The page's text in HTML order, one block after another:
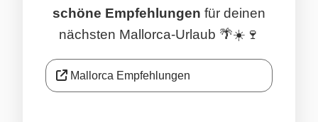
schöne Empfehlungen für deinen
nächsten Mallorca-Urlaub 🌴☀️🍷
Mallorca Empfehlungen